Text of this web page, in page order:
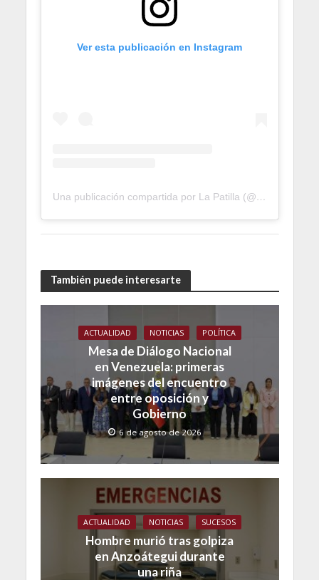
Ver esta publicación en Instagram
Una publicación compartida por La Patilla (@la_patilla)
También puede interesarte
ACTUALIDAD NOTICIAS POLÍTICA
Mesa de Diálogo Nacional
en Venezuela: primeras
imágenes del encuentro
entre oposición y
Gobierno
6 de agosto de 2026
ACTUALIDAD NOTICIAS SUCESOS
Hombre murió tras golpiza
en Anzoátegui durante
una riña